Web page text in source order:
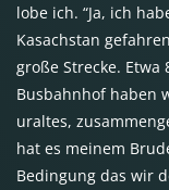
lobe ich. “Ja, ich
Kasachstan
große Strecke.
Busbahnhof haben
uraltes,
hat es meinem
Bedingung das wir